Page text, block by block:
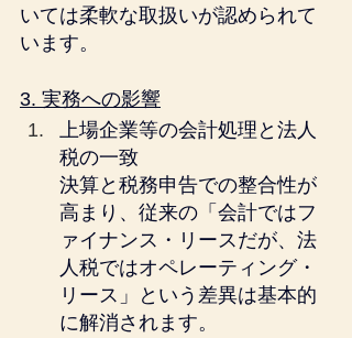
いては柔軟な取扱いが認められて
います。
3. 実務への影響
上場企業等の会計処理と法人
税の一致
決算と税務申告での整合性が
高まり、従来の「会計ではフ
ァイナンス・リースだが、法
人税ではオペレーティング・
リース」という差異は基本的
に解消されます。